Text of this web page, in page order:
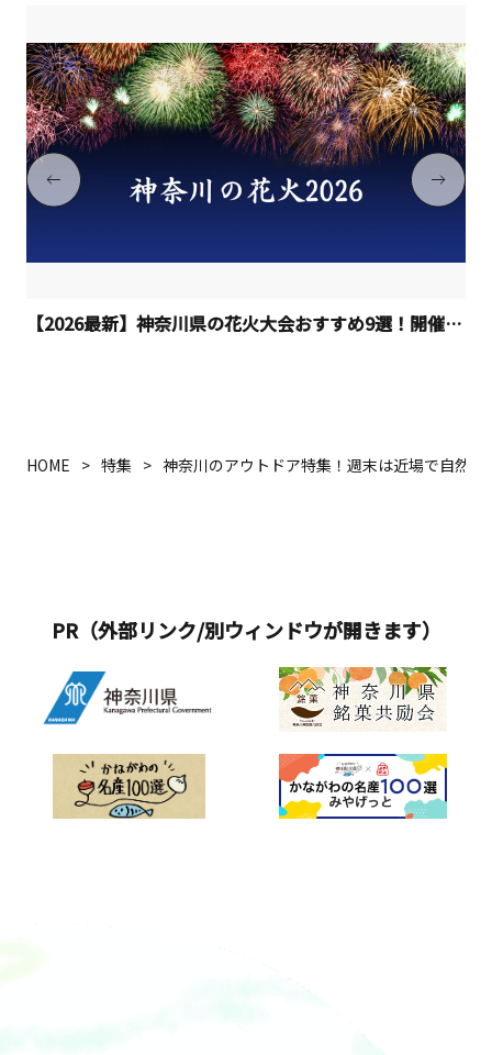
【2026最新】神奈川県の花火大会おすすめ9選！開催日程
HOME 特集 神奈川のアウトドア特集！週末は近場で自然を
PR（外部リンク/別ウィンドウが開きます）